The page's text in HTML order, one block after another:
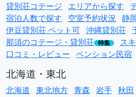
貸別荘コテージ エリアから探す
宿泊人数で探す
空室予約状況 静
伊豆貸別荘 ペット可 沖縄貸別荘
那須のコテージ・貸別荘 特集
ス
口コミ・レビュー ペンション民宿
北海道・東北
北海道 東北地方 青森 岩手 秋田